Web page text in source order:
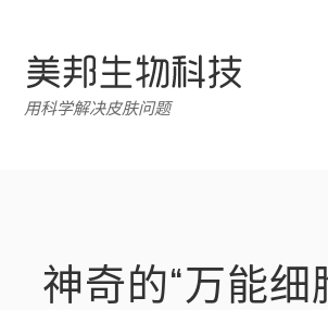
用科学解决皮肤问题
神奇的“万能